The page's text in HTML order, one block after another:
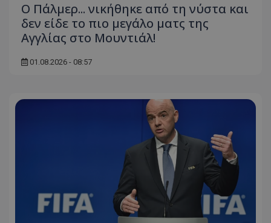
Ο Πάλμερ... νικήθηκε από τη νύστα και
δεν είδε το πιο μεγάλο ματς της
Αγγλίας στο Μουντιάλ!
01.08.2026 - 08:57